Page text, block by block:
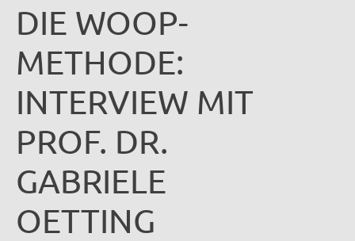
DIE WOOP-
METHODE:
INTERVIEW MIT
PROF. DR.
GABRIELE
OETTING